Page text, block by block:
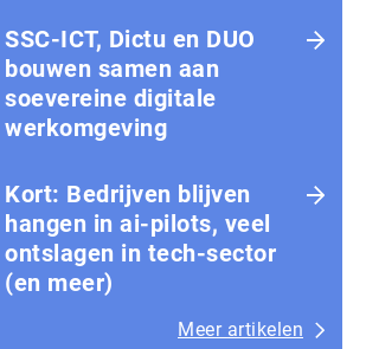
SSC-ICT, Dictu en DUO
bouwen samen aan
soevereine digitale
werkomgeving
Kort: Bedrijven blijven
hangen in ai-pilots, veel
ontslagen in tech-sector
(en meer)
Meer artikelen